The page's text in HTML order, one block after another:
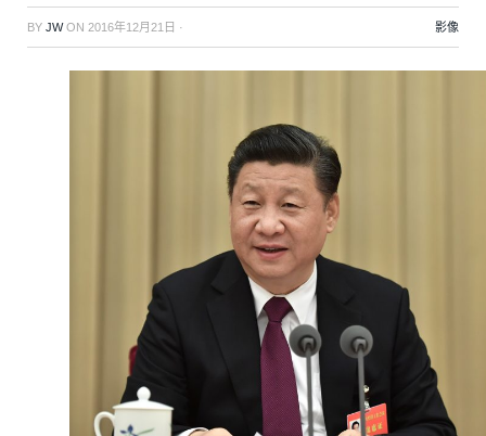
BY JWON 2016年12月21日 · 影像